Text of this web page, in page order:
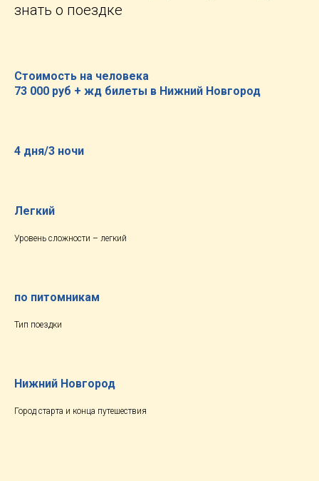
знать о поездке
Стоимость на человека
73 000 руб + жд билеты в Нижний Новгород
4 дня/3 ночи
Легкий
Уровень сложности – легкий
по питомникам
Тип поездки
Нижний Новгород
Город старта и конца путешествия